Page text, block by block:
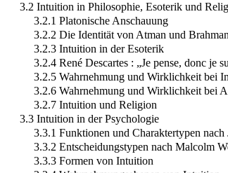
3.2 Intuition in Philosophie, Esoterik und
3.2.1 Platonische Anschauung
3.2.2 Die Identität von Atman und
3.2.3 Intuition in der Esoterik
3.2.4 René Descartes : „Je pense, donc je
3.2.5 Wahrnehmung und Wirklichkeit bei
3.2.6 Wahrnehmung und Wirklichkeit bei
3.2.7 Intuition und Religion
3.3 Intuition in der Psychologie
3.3.1 Funktionen und Charaktertypen nach
3.3.2 Entscheidungstypen nach Malcolm
3.3.3 Formen von Intuition